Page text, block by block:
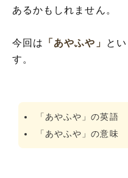
あるかもしれません。
今回は 「あやふや」
と
す。
「あやふや」の英語
「あやふや」の意味